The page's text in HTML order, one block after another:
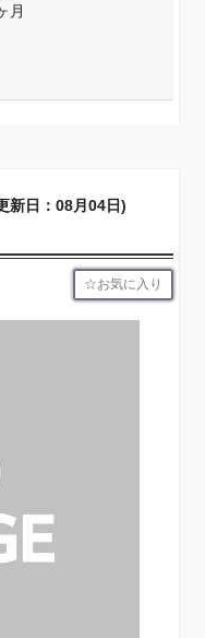
月
新日：08月04日)
お気に入り